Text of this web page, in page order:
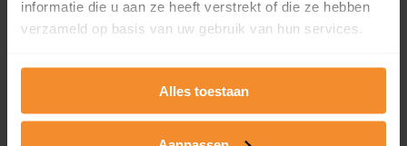
informatie die u aan ze heeft verstrekt of die ze hebben
verzameld op basis van uw gebruik van hun services.
Alles toestaan
T/m 1945
12%
2008 of later
8%